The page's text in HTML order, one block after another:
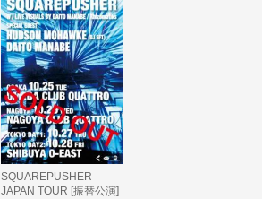
SQUAREPUSHER -
JAPAN TOUR [振替公演]